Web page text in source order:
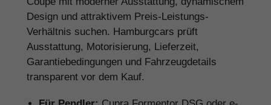
Design und attraktivem Preis-Leistungs-
Verhältnis suchen. Hamburgcars prüft
Ausstattung, Motorisierung, Lieferzeit,
Garantiebedingungen und Fahrzeugdetails
transparent vor dem Kauf.